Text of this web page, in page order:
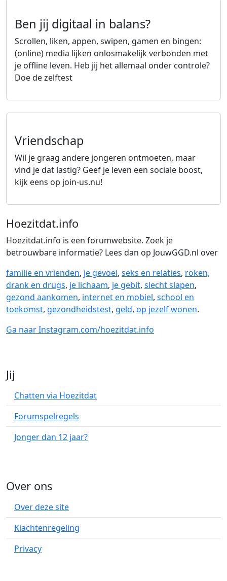
Ben jij digitaal in balans?
Scrollen, liken, appen, swipen, gamen en bingen:
(online) media lijken onlosmakelijk verbonden met
je offline leven. Heb jij het allemaal onder controle?
Doe de zelftest
Vriendschap
Wil je graag andere jongeren ontmoeten, maar
vind je dat lastig? Geef je leven een sociale boost,
kijk eens op join-us.nu!
Hoezitdat.info
Hoezitdat.info is een forumwebsite. Zoek je
betrouwbare informatie? Lees dan op JouwGGD.nl over
familie en vrienden, je gevoel, seks en relaties, roken,
drank en drugs, je lichaam, je gebit, slecht slapen,
gezond aankomen, internet en mobiel, school en
toekomst, gezondheidstest, geld, op jezelf wonen.
Ga naar Instagram.com/hoezitdat.info
Jij
Chatten via Hoezitdat
Forumspelregels
Jonger dan 12 jaar?
Over ons
Over deze site
Klachtenregeling
Privacy